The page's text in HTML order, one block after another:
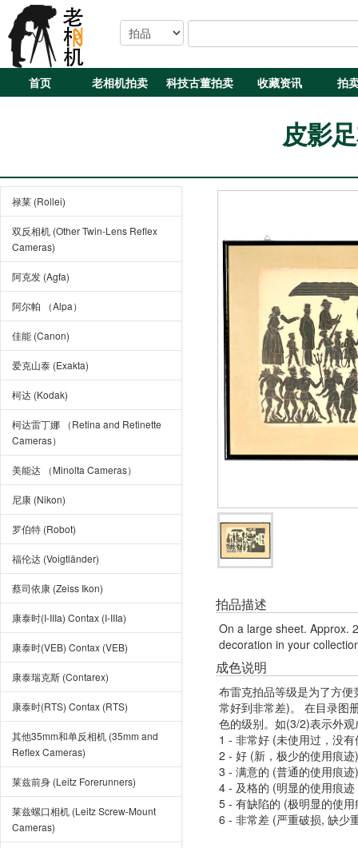
首页 老相机拍卖 科技古董拍卖 收藏资讯 拍
皮影
禄莱 (Rollei)
双反相机 (Other Twin-Lens Reflex
Cameras)
阿克发 (Agfa)
阿尔帕 （Alpa）
佳能 (Canon)
爱克山泰 (Exakta)
柯达 (Kodak)
柯达雷丁娜 （Retina and Retinette
Cameras）
美能达 （Minolta Cameras）
尼康 (Nikon)
罗伯特 (Robot)
福伦达 (Voigtländer)
蔡司依康 (Zeiss Ikon)
康泰时(I-IIIa) Contax (I-IIIa)
康泰时(VEB) Contax (VEB)
康泰瑞克斯 (Contarex)
康泰时(RTS) Contax (RTS)
其他35mm和单反相机 (35mm and
Reflex Cameras)
莱兹前身 (Leitz Forerunners)
莱兹螺口相机 (Leitz Screw-Mount
Cameras)
拍品描述
On a large sheet. Approx.
decoration in your
成色说明
布雷克拍品等级是为了方
常好到非常差)。 在目录图
色的级别。如(3/2)表示外
1 - 非常好 (未使用过，没
2 - 好 (新，极少的使用痕迹)
3 - 满意的 (普通的使用痕迹)
4 - 及格的 (明显的使用痕
5 - 有缺陷的 (极明显的使
6 - 非常差 (严重破损, 缺少